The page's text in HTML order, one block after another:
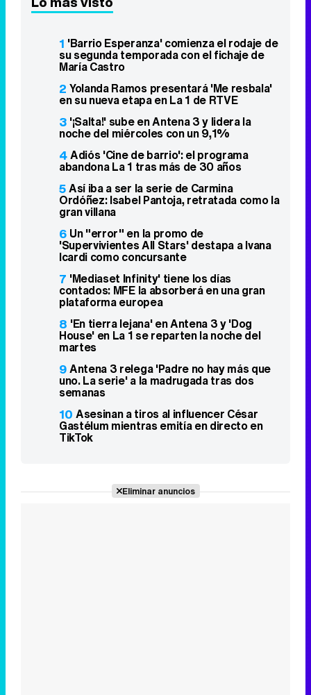
1 'Barrio Esperanza' comienza el rodaje de
su segunda temporada con el fichaje de
María Castro
2 Yolanda Ramos presentará 'Me resbala'
en su nueva etapa en La 1 de RTVE
3 '¡Salta!' sube en Antena 3 y lidera la
noche del miércoles con un 9,1%
4Adiós 'Cine de barrio': el programa
abandona La 1 tras más de 30 años
5Así iba a ser la serie de Carmina
Ordóñez: Isabel Pantoja, retratada como la
gran villana
6 Un "error" en la promo de
'Supervivientes All Stars' destapa a Ivana
Icardi como concursante
7 'Mediaset Infinity' tiene los días
contados: MFE la absorberá en una gran
plataforma europea
8 'En tierra lejana' en Antena 3 y 'Dog
House' en La 1 se reparten la noche del
martes
9Antena 3 relega 'Padre no hay más que
uno. La serie' a la madrugada tras dos
semanas
10 Asesinan a tiros al influencer César
Gastélum mientras emitía en directo en
TikTok
Eliminar anuncios